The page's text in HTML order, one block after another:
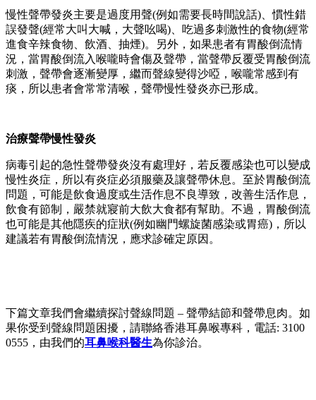
慢性聲帶發炎主要是過度用聲(例如需要長時間說話)、慣性錯
誤發聲(經常大叫大喊，大聲吆喝)、吃過多刺激性的食物(經常
進食辛辣食物、飲酒、抽煙)。另外，如果患者有胃酸倒流情
況，當胃酸倒流入喉嚨時會傷及聲帶，當聲帶反覆受胃酸倒流
刺激，聲帶會逐漸變厚，繼而聲線變得沙啞，喉嚨常感到有
痰，所以患者會常常清喉，聲帶慢性發炎亦已形成。
治療聲帶慢性發炎
病毒引起的急性聲帶發炎沒有處理好，若反覆感染也可以變成
慢性炎症，所以有炎症必須服藥及讓聲帶休息。至於胃酸倒流
問題，可能是飲食過度或生活作息不良導致，改善生活作息，
飲食有節制，嚴禁就寢前大飲大食都有幫助。不過，胃酸倒流
也可能是其他隱疾的症狀(例如幽門螺旋菌感染或胃癌)，所以
建議若有胃酸倒流情況，應求診確定原因。
下篇文章我們會繼續探討聲線問題 – 聲帶結節和聲帶息肉。如
果你受到聲線問題困擾，請聯絡香港耳鼻喉專科，電話: 3100
0555，由我們的耳鼻喉科醫生為你診治。